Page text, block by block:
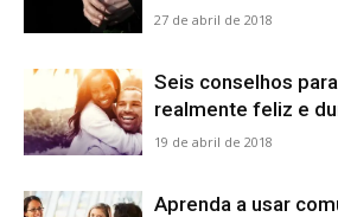
27 de abril de 2018
Seis conselhos
realmente feliz e
19 de abril de 2018
Aprenda a usar